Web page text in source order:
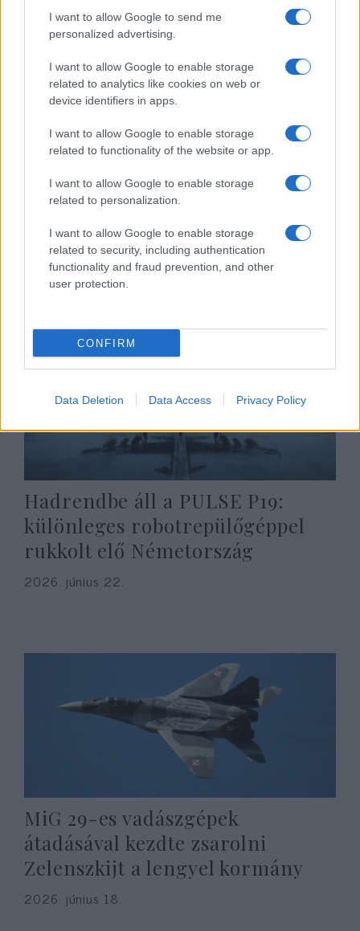
I want to allow Google to send me
personalized advertising.
I want to allow Google to enable storage
related to analytics like cookies on web or
device identifiers in apps.
I want to allow Google to enable storage
related to functionality of the website or app.
I want to allow Google to enable storage
related to personalization.
I want to allow Google to enable storage
related to security, including authentication
functionality and fraud prevention, and other
user protection.
CONFIRM
Data Deletion Data Access Privacy Policy
Izrael felturbózza a „Kfir”
vadászgépeket – haderő-
modernizációba kezdett egy kis
ázsiai ország
2026. június 23.
Hadrendbe áll a PULSE P19:
különleges robotrepülőgéppel
rukkolt elő Németország
2026. június 22.
MiG 29-es vadászgépek
átadásával kezdte zsarolni
Zelenszkijt a lengyel kormány
2026. június 18.